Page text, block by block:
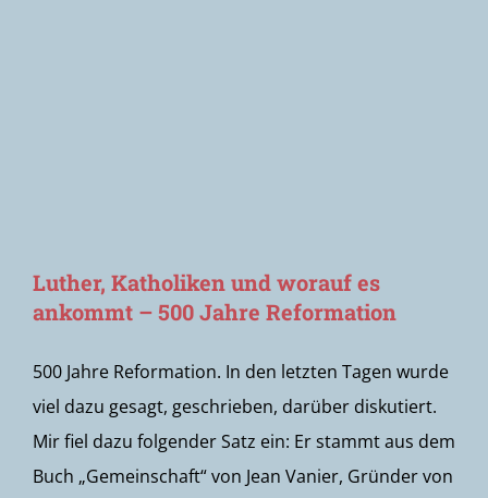
Luther, Katholiken und worauf es
ankommt – 500 Jahre Reformation
500 Jahre Reformation. In den letzten Tagen wurde
viel dazu gesagt, geschrieben, darüber diskutiert.
Mir fiel dazu folgender Satz ein: Er stammt aus dem
Buch „Gemeinschaft“ von Jean Vanier, Gründer von